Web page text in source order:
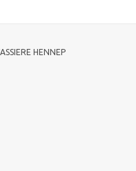
HENNEP